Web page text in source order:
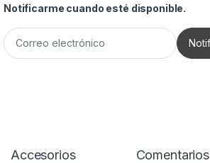
Notificarme cuando esté disponible.
Accesorios Comentarios